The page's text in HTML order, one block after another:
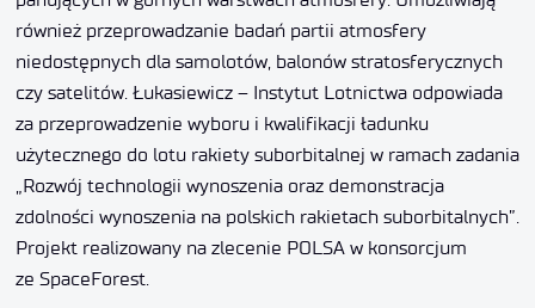
również przeprowadzanie badań partii atmosfery
niedostępnych dla samolotów, balonów stratosferycznych
czy satelitów. Łukasiewicz – Instytut Lotnictwa odpowiada
za przeprowadzenie wyboru i kwalifikacji ładunku
użytecznego do lotu rakiety suborbitalnej w ramach zadania
„Rozwój technologii wynoszenia oraz demonstracja
zdolności wynoszenia na polskich rakietach suborbitalnych”.
Projekt realizowany na zlecenie POLSA w konsorcjum
ze SpaceForest.